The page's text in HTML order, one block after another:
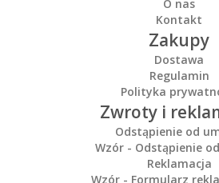
O nas
Kontakt
Zakupy
Dostawa
Regulamin
Polityka
Zwroty i
Odstąpienie od
Wzór - Odstąpienie
Reklamacja
Wzór - Formularz